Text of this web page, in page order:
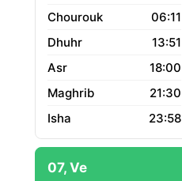
06:11
13:51
18:00
21:30
23:58
07, Ve